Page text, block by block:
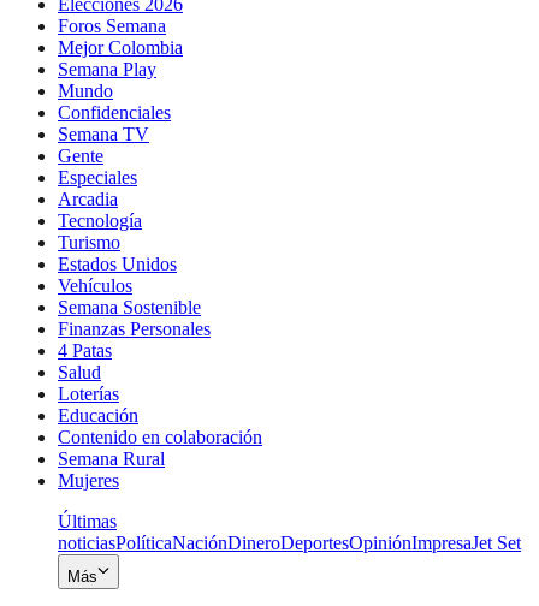
Foros Semana
Mejor Colombia
Semana Play
Mundo
Confidenciales
Semana TV
Gente
Especiales
Arcadia
Tecnología
Turismo
Estados Unidos
Vehículos
Semana Sostenible
Finanzas Personales
4 Patas
Salud
Loterías
Educación
Contenido en colaboración
Semana Rural
Mujeres
Últimas
noticiasPolíticaNaciónDineroDeportesOpiniónImpresaJet Set
Más